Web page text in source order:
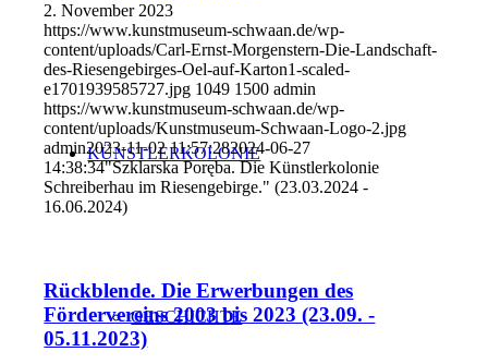
KÜNSTLERKOLONIE
GESCHICHTE
2. November 2023
https://www.kunstmuseum-schwaan.de/wp-
content/uploads/Carl-Ernst-Morgenstern-Die-Landschaft-
des-Riesengebirges-Oel-auf-Karton1-scaled-
e1701939585727.jpg 1049 1500 admin
https://www.kunstmuseum-schwaan.de/wp-
content/uploads/Kunstmuseum-Schwaan-Logo-2.jpg
admin2023-11-02 11:57:282024-06-27
14:38:34"Szklarska Poręba. Die Künstlerkolonie
Schreiberhau im Riesengebirge." (23.03.2024 -
16.06.2024)
Rückblende. Die Erwerbungen des
Fördervereins 2003 bis 2023 (23.09. -
05.11.2023)